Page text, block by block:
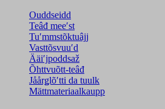
Ouddseidd
Teâđ meeʹst
Tuʹmmstõktuâjj
Vasttõsvuuʹd
Ääiʹjpoddsaž
Õhttvuõtt-teâđ
Jåårǥlõʹtti da tuulk
Mättmateriaalkaupp